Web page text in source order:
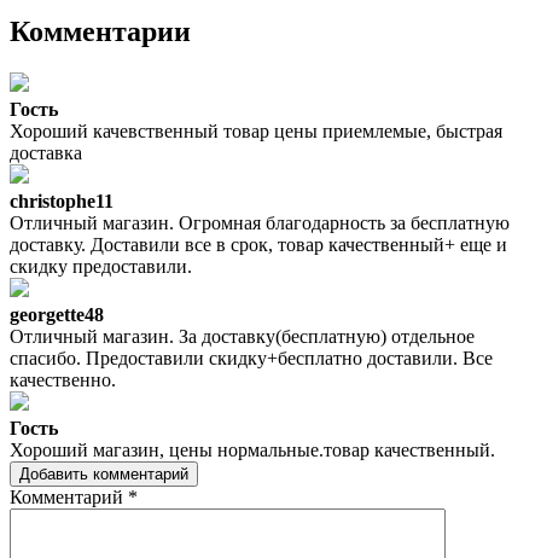
Комментарии
Гость
Хороший качевственный товар цены приемлемые, быстрая
доставка
christophe11
Отличный магазин. Огромная благодарность за бесплатную
доставку. Доставили все в срок, товар качественный+ еще и
скидку предоставили.
georgette48
Отличный магазин. За доставку(бесплатную) отдельное
спасибо. Предоставили скидку+бесплатно доставили. Все
качественно.
Гость
Хороший магазин, цены нормальные.товар качественный.
Добавить комментарий
Комментарий *